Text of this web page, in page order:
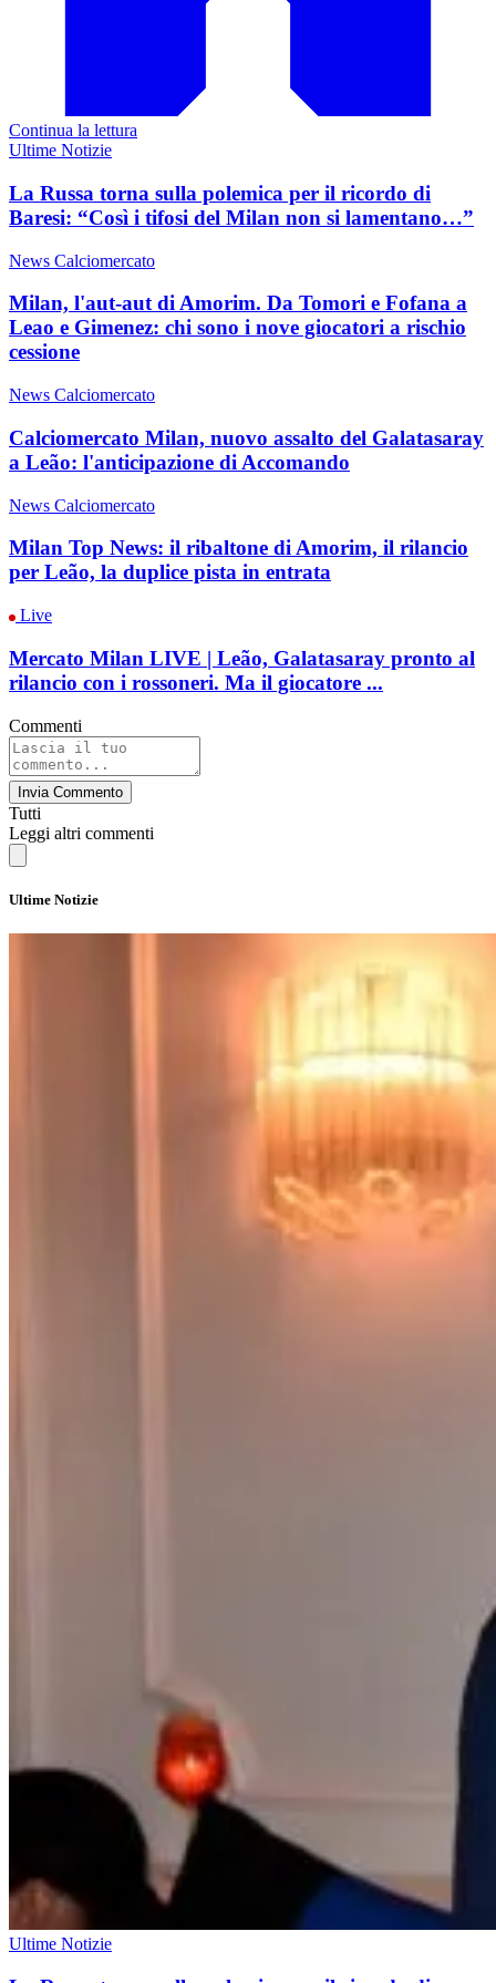
Continua la lettura
Ultime Notizie
La Russa torna sulla polemica per il ricordo di
Baresi: “Così i tifosi del Milan non si lamentano…”
News Calciomercato
Milan, l'aut-aut di Amorim. Da Tomori e Fofana a
Leao e Gimenez: chi sono i nove giocatori a rischio
cessione
News Calciomercato
Calciomercato Milan, nuovo assalto del Galatasaray
a Leão: l'anticipazione di Accomando
News Calciomercato
Milan Top News: il ribaltone di Amorim, il rilancio
per Leão, la duplice pista in entrata
Live
Mercato Milan LIVE | Leão, Galatasaray pronto al
rilancio con i rossoneri. Ma il giocatore ...
Commenti
Invia Commento
Tutti
Leggi altri commenti
Ultime Notizie
Ultime Notizie